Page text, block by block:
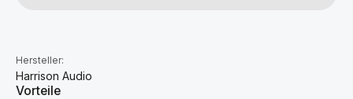
Hersteller:
Harrison Audio
Vorteile